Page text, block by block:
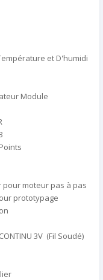
et D'humidité
Module
moteur pas à pas
prototypage
3V (Fil Soudé)